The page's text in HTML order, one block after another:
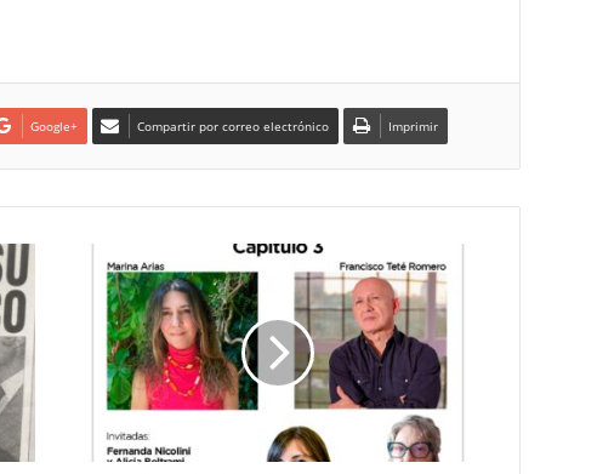
Google+ Compartir por correo electrónico Imprimir